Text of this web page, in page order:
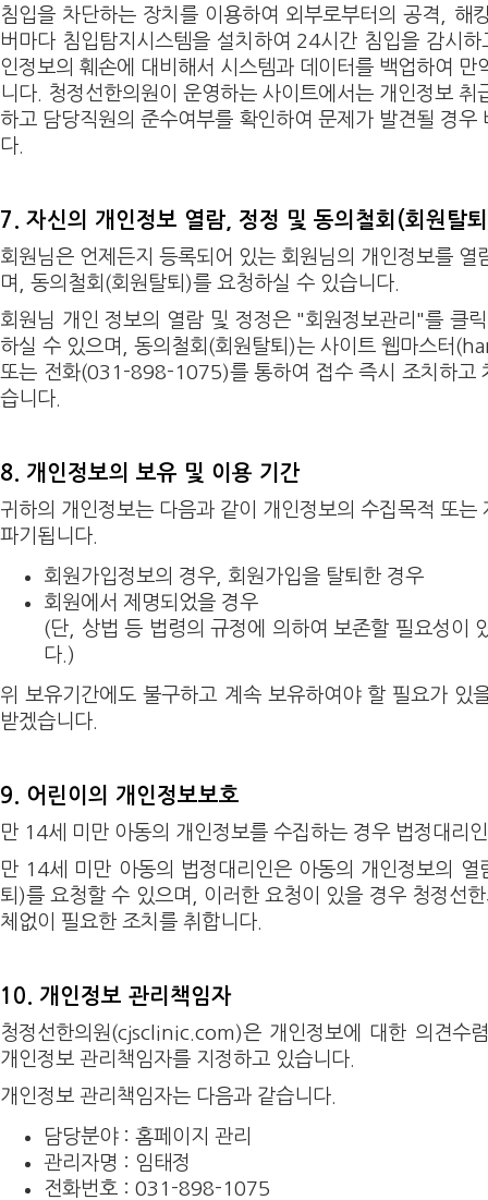
침입을 차단하는 장치를 이용하여 외부로부터의 공격, 해
버마다 침입탐지시스템을 설치하여 24시간 침입을 감시
인정보의 훼손에 대비해서 시스템과 데이터를 백업하여 만
니다. 청정선한의원이 운영하는 사이트에서는 개인정보 취
하고 담당직원의 준수여부를 확인하여 문제가 발견될 경우
다.
7. 자신의 개인정보 열람, 정정 및 동의철회(회원탈
회원님은 언제든지 등록되어 있는 회원님의 개인정보를 열
며, 동의철회(회원탈퇴)를 요청하실 수 있습니다.
회원님 개인 정보의 열람 및 정정은 "회원정보관리"를 클
하실 수 있으며, 동의철회(회원탈퇴)는 사이트 웹마스터
또는 전화(031-898-1075)를 통하여 접수 즉시 조치하고
습니다.
8. 개인정보의 보유 및 이용 기간
귀하의 개인정보는 다음과 같이 개인정보의 수집목적 또는
파기됩니다.
회원가입정보의 경우, 회원가입을 탈퇴한 경우
회원에서 제명되었을 경우
(단, 상법 등 법령의 규정에 의하여 보존할 필요성이
다.)
위 보유기간에도 불구하고 계속 보유하여야 할 필요가 있
받겠습니다.
9. 어린이의 개인정보보호
만 14세 미만 아동의 개인정보를 수집하는 경우 법정대리
만 14세 미만 아동의 법정대리인은 아동의 개인정보의 열
퇴)를 요청할 수 있으며, 이러한 요청이 있을 경우 청정선
체없이 필요한 조치를 취합니다.
10. 개인정보 관리책임자
청정선한의원(cjsclinic.com)은 개인정보에 대한 의견수
개인정보 관리책임자를 지정하고 있습니다.
개인정보 관리책임자는 다음과 같습니다.
담당분야 : 홈페이지 관리
관리자명 : 임태정
전화번호 : 031-898-1075